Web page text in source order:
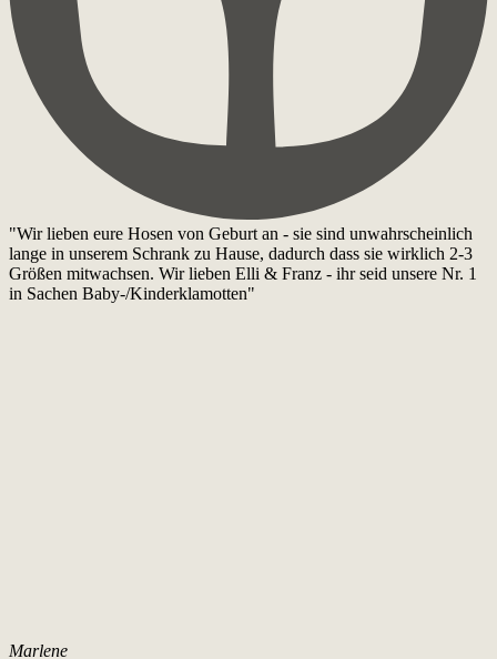
"Wir lieben eure Hosen von Geburt an - sie sind unwahrscheinlich
lange in unserem Schrank zu Hause, dadurch dass sie wirklich 2-3
Größen mitwachsen. Wir lieben Elli & Franz - ihr seid unsere Nr. 1
in Sachen Baby-/Kinderklamotten"
Marlene